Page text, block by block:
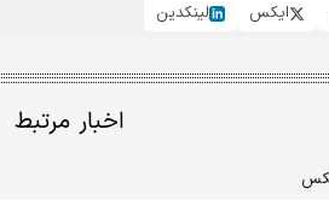
ایکس لینکدین
اخبار مرتبط